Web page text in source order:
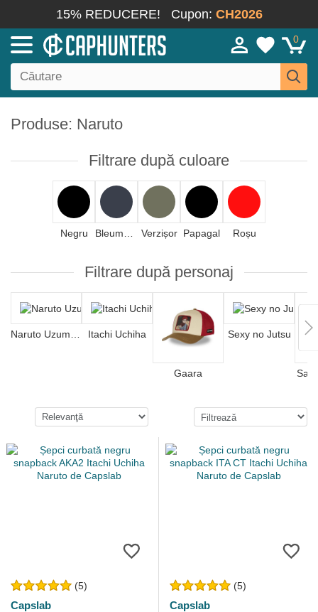
15% REDUCERE! Cupon: CH2026
0
Produse: Naruto
Filtrare după culoare
Negru Verzișor Papagal Roșu
Filtrare după personaj
Naruto Uzumaki Itachi Uchiha
Gaara
Sexy no Jutsu
(5)
Capslab
(5)
Capslab